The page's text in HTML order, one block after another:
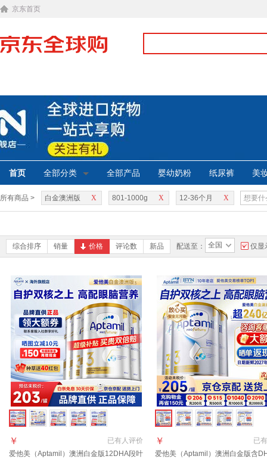
京东首页
首页 全部分类 全部产品 婴幼奶粉 纸尿裤 美
所有商品 > X
白金澳洲版 X
801-1000g X
12-36个月
综合排序 销量 价格 评论数 新品 配送至： 全国 仅显
已有人评价
￥
爱他美（Aptamil）澳洲白金版12DHA段叶
已有
￥
爱他美（Aptamil）澳洲白金版含